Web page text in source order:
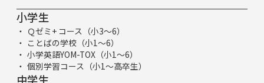
小学生
Ｑゼミ+ コース（小3～6）
ことばの学校（小1～6）
小学英語YOM-TOX（小1～6）
個別学習コース（小1～高卒生）
中学生